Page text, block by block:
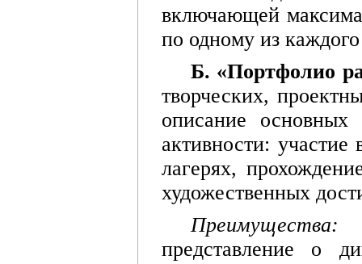
включающей
по одному из
Б. «Портфолио
творческих,
описание
активности:
лагерях,
художественных
представление о